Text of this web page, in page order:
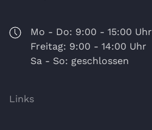
Mo - Do: 9:00 - 15:00 Uhr
Freitag: 9:00 - 14:00 Uhr
Sa - So: geschlossen
Links